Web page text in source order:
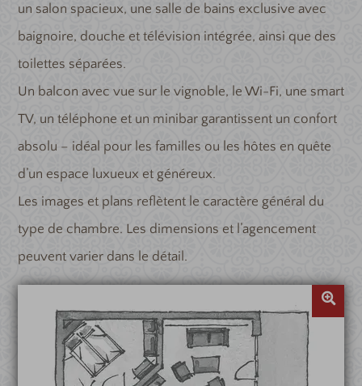
un salon spacieux, une salle de bains exclusive avec
baignoire, douche et télévision intégrée, ainsi que des
toilettes séparées.
Un balcon avec vue sur le vignoble, le Wi-Fi, une smart
TV, un téléphone et un minibar garantissent un confort
absolu – idéal pour les familles ou les hôtes en quête
d’un espace luxueux et généreux.
Les images et plans reflètent le caractère général du
type de chambre. Les dimensions et l’agencement
peuvent varier dans le détail.